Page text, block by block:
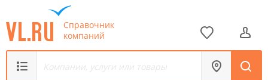
Справочник
компаний